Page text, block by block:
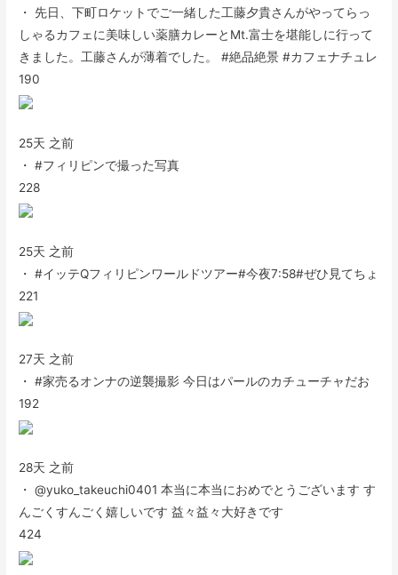
・ 先日、下町ロケットでご一緒した工藤夕貴さんがやってらっ
しゃるカフェに美味しい薬膳カレーとMt.富士を堪能しに行って
きました。工藤さんが薄着でした。 #絶品絶景 #カフェナチュレ
190
25天 之前
・ #フィリピンで撮った写真
228
25天 之前
・ #イッテQフィリピンワールドツアー#今夜7:58#ぜひ見てちょ
221
27天 之前
・ #家売るオンナの逆襲撮影 今日はパールのカチューチャだお
192
28天 之前
・ @yuko_takeuchi0401 本当に本当におめでとうございます す
んごくすんごく嬉しいです 益々益々大好きです
424